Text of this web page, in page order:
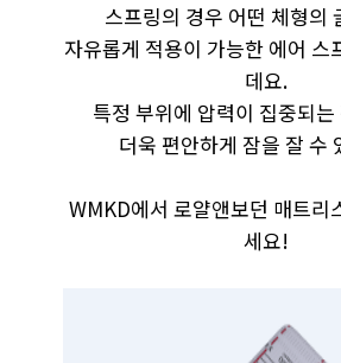
스프링의 경우 어떤 체형의
자유롭게 적용이 가능한 에어 스
데요.
특정 부위에 압력이 집중되는
더욱 편안하게 잠을 잘 수
WMKD에서 로얄앤보던 매트리
세요!